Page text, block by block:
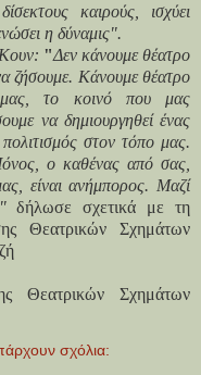
καιρούς, ισχύει
η δύναμις".
"Δεν κάνουμε θέατρο
ζήσουμε. Κάνουμε θέατρο
μας, το κοινό που μας
να δημιουργηθεί ένας
στον τόπο μας.
ο καθένας από σας,
είναι ανήμπορος. Μαζί
δήλωσε σχετικά με τη
Θεατρικών Σχημάτων
Θεατρικών Σχημάτων
σχόλια: